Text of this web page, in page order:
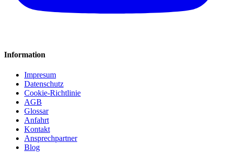
Information
Impresum
Datenschutz
Cookie-Richtlinie
AGB
Glossar
Anfahrt
Kontakt
Ansprechpartner
Blog